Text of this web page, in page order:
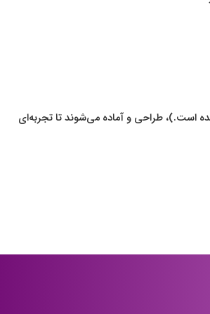
است.)، طراحی و آماده می‌شوند تا تجربه‌ای